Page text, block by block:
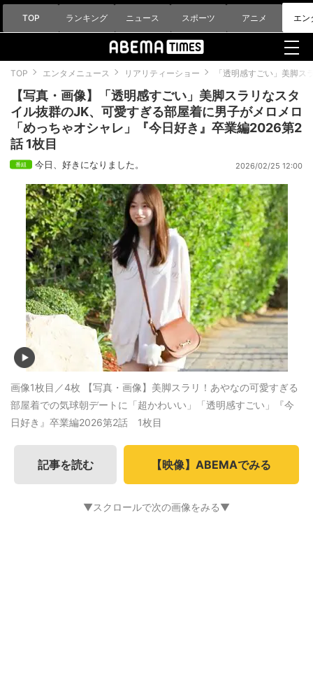
TOP ランキング ニュース スポーツ アニメ エン
TOP エンタメニュース リアリティーショー 「透明感すごい」美脚
【写真・画像】「透明感すごい」美脚スラリなスタ
イル抜群のJK、可愛すぎる部屋着に男子がメロメロ
「めっちゃオシャレ」『今日好き』卒業編2026第2
話 1枚目
今日、好きになりました。 2026/02/25 12:00
画像1枚目／4枚 【写真・画像】美脚スラリ！あやなの可愛すぎる
部屋着での気球朝デートに「超かわいい」「透明感すごい」『今
日好き』卒業編2026第2話 1枚目
記事を読む 【映像】ABEMAでみる
▼スクロールで次の画像をみる▼